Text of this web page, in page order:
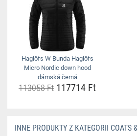
Haglöfs W Bunda Haglöfs
Micro Nordic down hood
dámská černá
113058 Ft 117714 Ft
INNE PRODUKTY Z KATEGORII COATS